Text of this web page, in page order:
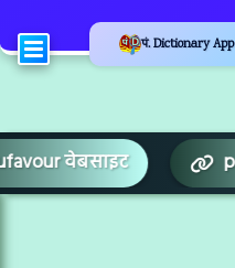
पं. Dictionary App
Edufavour वेबसाइट